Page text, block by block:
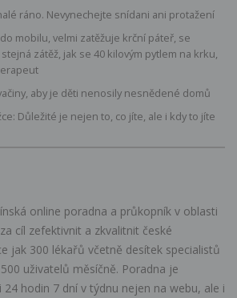
ráno. Nevynechejte snídani ani protažení
mobilu, velmi zatěžuje krční páteř, se
zátěž, jak se 40 kilovým pytlem na krku,
aby je děti nenosily nesnědené domů
Důležité je nejen to, co jíte, ale i kdy to jíte
online poradna a průkopník v oblasti
cíl zefektivnit a zkvalitnit české
jak 300 lékařů včetně desítek specialistů
uživatelů měsíčně. Poradna je
hodin 7 dní v týdnu nejen na webu, ale i